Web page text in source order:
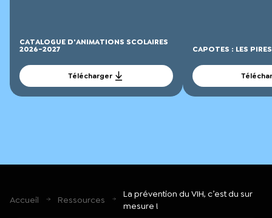
CATALOGUE D'ANIMATIONS SCOLAIRES
2026-2027
Télécharger
CAPOTES : LES
Accueil Ressources
La prévention du VIH, c’est du sur
mesure !